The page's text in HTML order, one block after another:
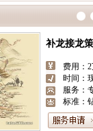
祈福父母消
费用：
时间：
服务：
标准：